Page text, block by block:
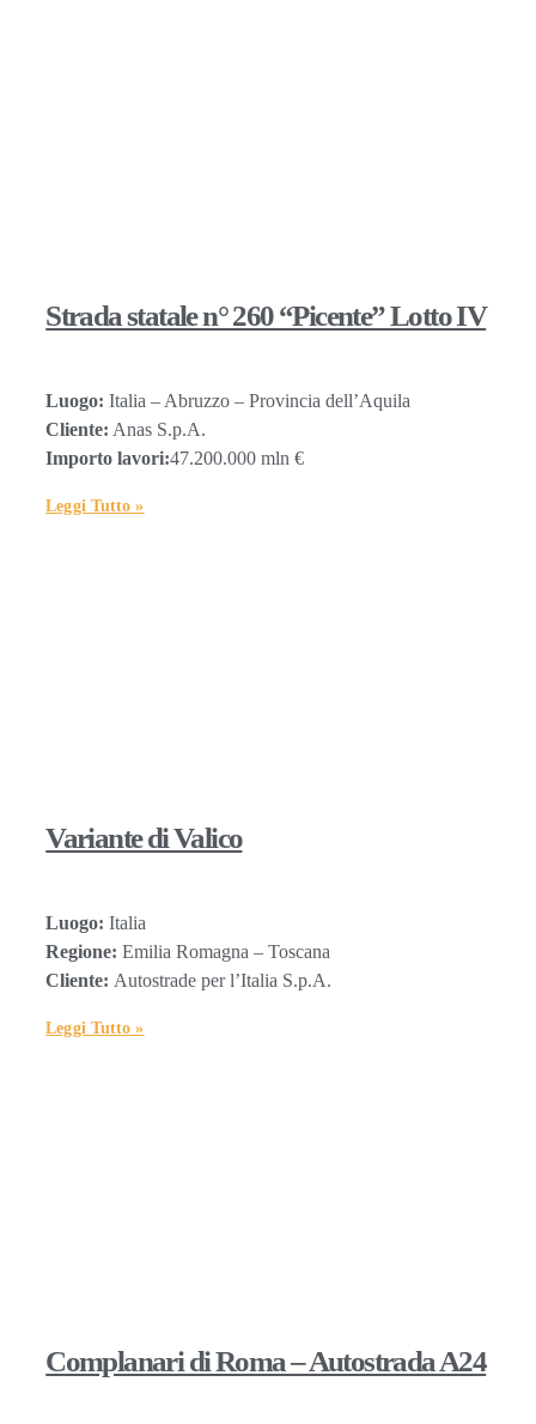
Strada statale n° 260 “Picente” Lotto IV
Luogo: Italia – Abruzzo – Provincia dell’Aquila
Cliente: Anas S.p.A.
Importo lavori:47.200.000 mln €
Leggi Tutto »
Variante di Valico
Luogo:Italia
Regione:Emilia Romagna – Toscana
Cliente: Autostrade per l’Italia S.p.A.
Leggi Tutto »
Complanari di Roma – Autostrada A24